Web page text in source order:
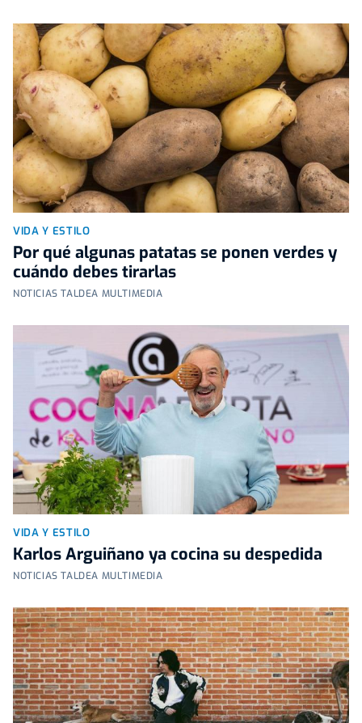
VIDA Y ESTILO
Por qué algunas patatas se ponen verdes y
cuándo debes tirarlas
NOTICIAS TALDEA MULTIMEDIA
VIDA Y ESTILO
Karlos Arguiñano ya cocina su despedida
NOTICIAS TALDEA MULTIMEDIA